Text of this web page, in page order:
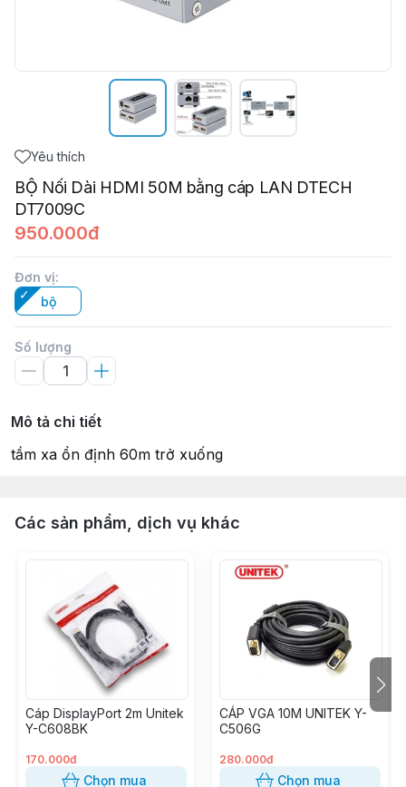
Yêu thích
BỘ Nối Dài HDMI 50M bằng cáp LAN DTECH
DT7009C
950.000đ
Đơn vị:
bộ
Số lượng
Mô tả chi tiết
tầm xa ổn định 60m trở xuống
Các sản phẩm, dịch vụ khác
Cáp DisplayPort 2m Unitek
Y-C608BK
170.000đ
Chọn mua
CÁP VGA 10M UNITEK Y-
C506G
280.000đ
Chọn mua